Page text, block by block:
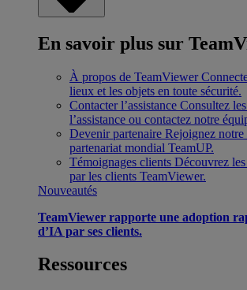
En savoir plus sur
À propos de TeamViewer
lieux et les objets en toute sécurité.
Contacter l’assistance Consultez
l’assistance ou contactez notre
Devenir partenaire Rejoignez notre
partenariat mondial TeamUP.
Témoignages clients Découvrez
par les clients TeamViewer.
Nouveautés
TeamViewer rapporte une adoption
d’IA par ses clients.
Ressources